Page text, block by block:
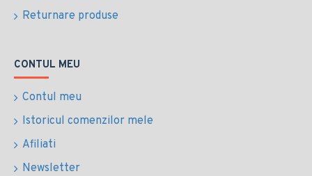
Returnare produse
CONTUL MEU
Contul meu
Istoricul comenzilor mele
Afiliati
Newsletter